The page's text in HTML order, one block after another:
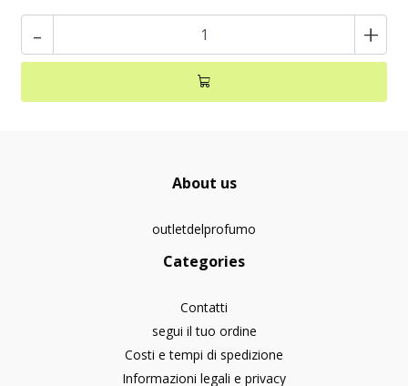
- +
About us
outletdelprofumo
Categories
Contatti
segui il tuo ordine
Costi e tempi di spedizione
Informazioni legali e privacy